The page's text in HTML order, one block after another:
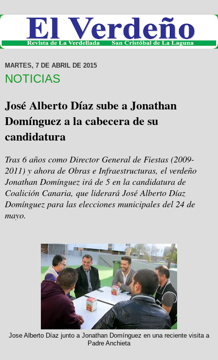
MARTES, 7 DE ABRIL DE 2015
NOTICIAS
José Alberto Díaz sube a Jonathan
Domínguez a la cabecera de su
candidatura
Tras 6 años como Director General de Fiestas (2009-
2011) y ahora de Obras e Infraestructuras, el verdeño
Jonathan Domínguez irá de 5 en la candidatura de
Coalición Canaria, que liderará José Alberto Díaz
Domínguez para las elecciones municipales del 24 de
mayo.
Jose Alberto Díaz junto a Jonathan Domínguez en una reciente visita a
Padre Anchieta